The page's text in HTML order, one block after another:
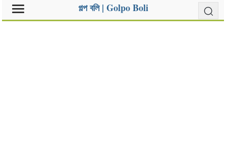
গল্প বলি | Golpo Boli